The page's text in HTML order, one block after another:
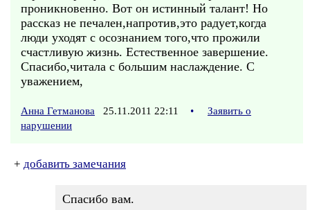
проникновенно. Вот он истинный талант! Но
рассказ не печален,напротив,это радует,когда
люди уходят с осознанием того,что прожили
счастливую жизнь. Естественное завершение.
Спасибо,читала с большим наслаждение. С
уважением,
Анна Гетманова 25.11.2011 22:11 •
Заявить о
нарушении
+ добавить замечания
Спасибо вам.